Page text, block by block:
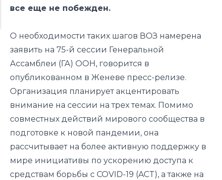
все еще не побежден.
О необходимости таких шагов ВОЗ намерена
заявить на 75-й сессии Генеральной
Ассамблеи (ГА) ООН, говорится в
опубликованном в Женеве пресс-релизе.
Организация планирует акцентировать
внимание на сессии на трех темах. Помимо
совместных действий мирового сообщества в
подготовке к новой пандемии, она
рассчитывает на более активную поддержку в
мире инициативы по ускорению доступа к
средствам борьбы с COVID-19 (ACT), а также на